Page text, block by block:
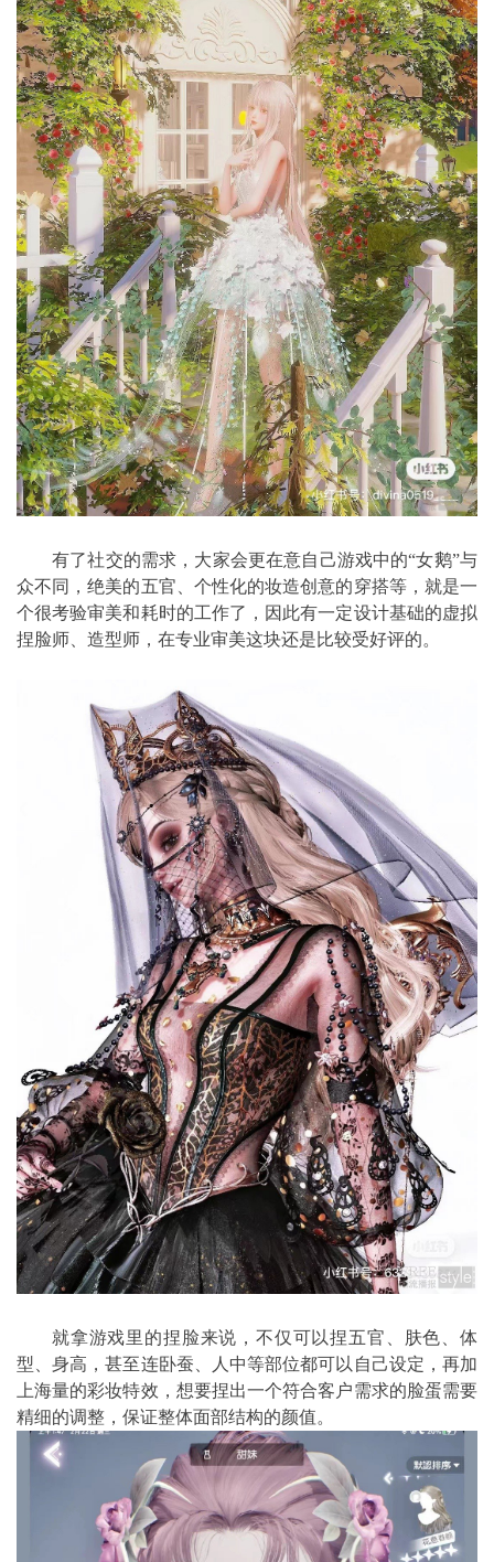
有了社交的需求，大家会更在意自己游戏中的“女鹅”与
众不同，绝美的五官、个性化的妆造创意的穿搭等，就是一
个很考验审美和耗时的工作了，因此有一定设计基础的虚拟
捏脸师、造型师，在专业审美这块还是比较受好评的。
就拿游戏里的捏脸来说，不仅可以捏五官、肤色、体
型、身高，甚至连卧蚕、人中等部位都可以自己设定，再加
上海量的彩妆特效，想要捏出一个符合客户需求的脸蛋需要
精细的调整，保证整体面部结构的颜值。